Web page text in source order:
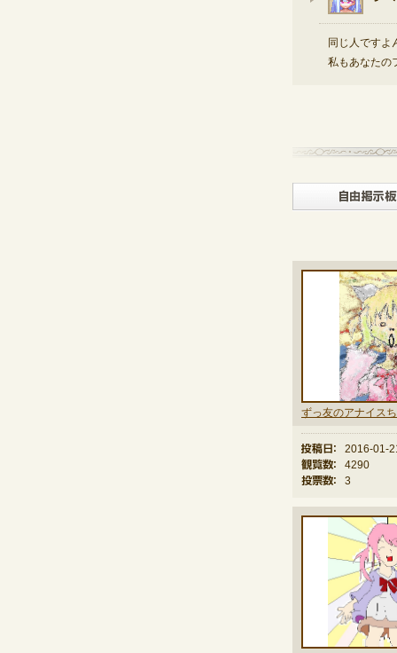
同じ人です
私もあなたの
ずっ友のアナイス
投稿日：
2016-01-
観覧数：
4290
投票数：
3